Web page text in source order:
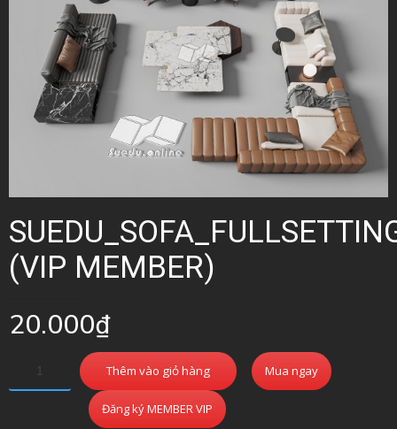
(VIP MEMBER)
20.000₫
Thêm vào giỏ hàng Mua ngay
Đăng ký MEMBER VIP